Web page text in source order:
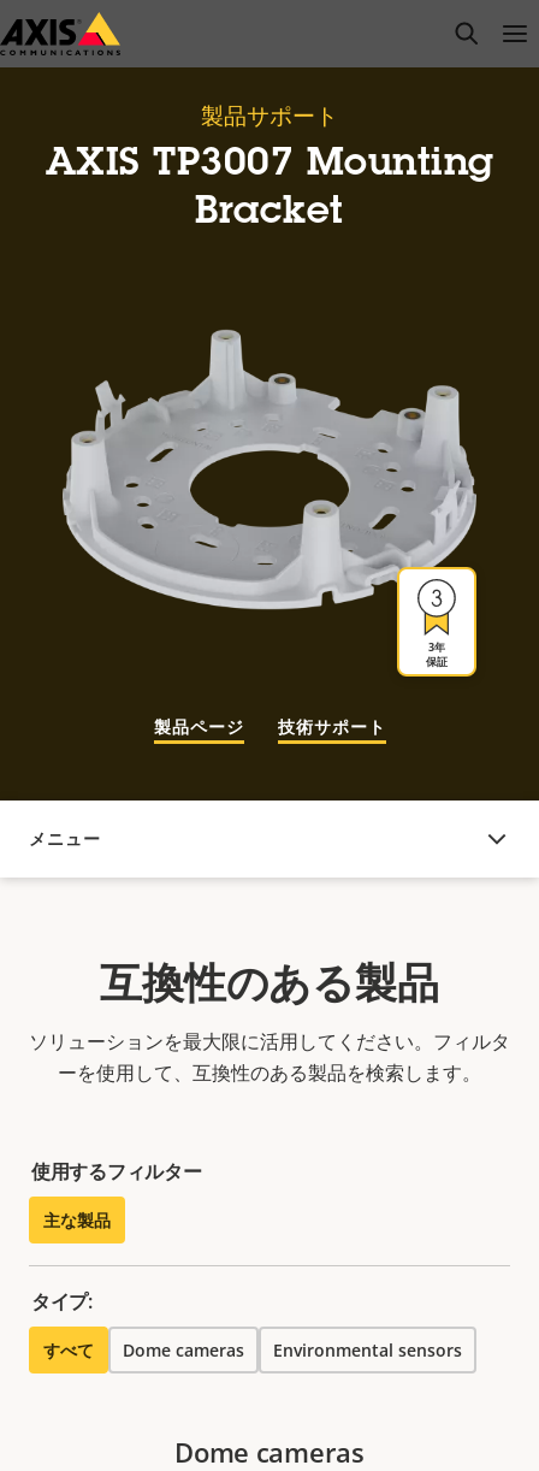
メ
イ
open
製品サポート
AXIS TP3007 Mounting
Bracket
3年
保証
製品ページ 技術サポート
メニュー
互換性のある製品
互換性のある製品
ソリューションを最大限に活用してください。フィルタ
ーを使用して、互換性のある製品を検索します。
使用するフィルター
主な製品
タイプ:
すべて Dome cameras Environmental sensors
Dome cameras